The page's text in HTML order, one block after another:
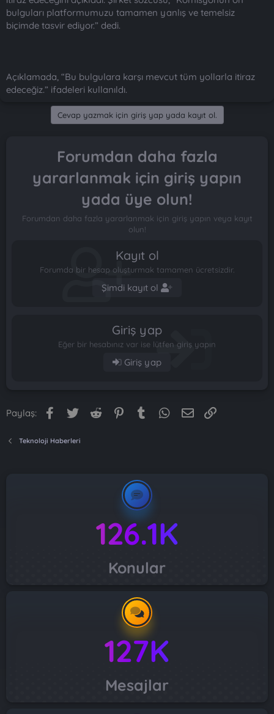
bulguları platformumuzu tamamen yanlış ve temelsiz
biçimde tasvir ediyor.” dedi.
Açıklamada, “Bu bulgulara karşı mevcut tüm yollarla itiraz
edeceğiz.” ifadeleri kullanıldı.
Cevap yazmak için giriş yap yada kayıt ol.
Forumdan daha fazla
yararlanmak için giriş yapın
yada üye olun!
Forumdan daha fazla yararlanmak için giriş yapın veya kayıt
olun!
Kayıt ol
Forumda bir hesap oluşturmak tamamen ücretsizdir.
Şimdi kayıt ol
Giriş yap
Eğer bir hesabınız var ise lütfen giriş yapın
Giriş yap
Paylaş: Facebook
Twitter Reddit PinterestTumblr WhatsApp
E-posta
Teknoloji Haberleri
126.1K
Konular
127K
Mesajlar